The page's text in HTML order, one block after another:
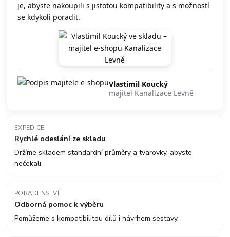
je, abyste nakoupili s jistotou kompatibility a s možností
se kdykoli poradit.
Vlastimil Koucký
majitel Kanalizace Levně
EXPEDICE
Rychlé odeslání ze skladu
Držíme skladem standardní průměry a tvarovky, abyste
nečekali.
PORADENSTVÍ
Odborná pomoc k výběru
Pomůžeme s kompatibilitou dílů i návrhem sestavy.